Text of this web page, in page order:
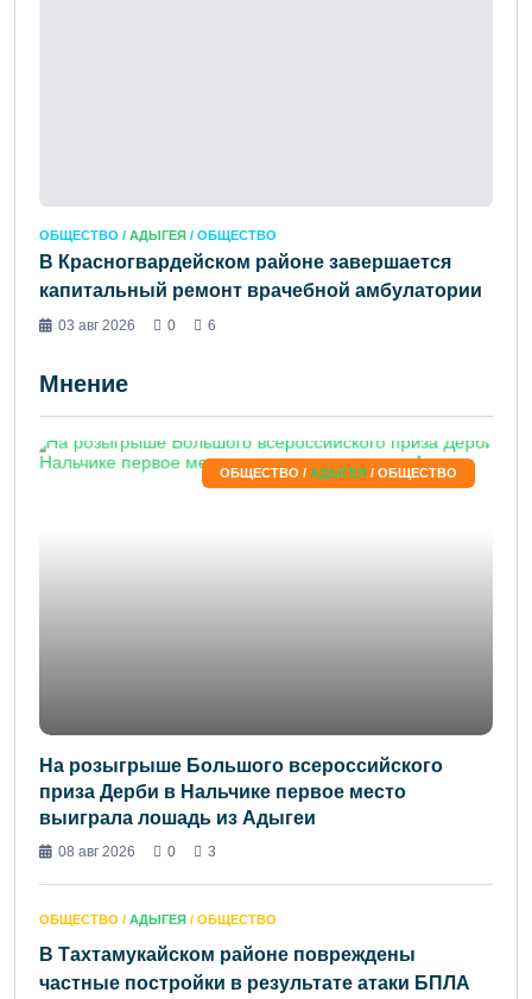
ОБЩЕСТВО / АДЫГЕЯ / ОБЩЕСТВО
В Красногвардейском районе завершается
капитальный ремонт врачебной амбулатории
03 авг 2026 0 6
Мнение
ОБЩЕСТВО / АДЫГЕЯ / ОБЩЕСТВО
На розыгрыше Большого всероссийского
приза Дерби в Нальчике первое место
выиграла лошадь из Адыгеи
08 авг 2026 0 3
ОБЩЕСТВО / АДЫГЕЯ / ОБЩЕСТВО
В Тахтамукайском районе повреждены
частные постройки в результате атаки БПЛА